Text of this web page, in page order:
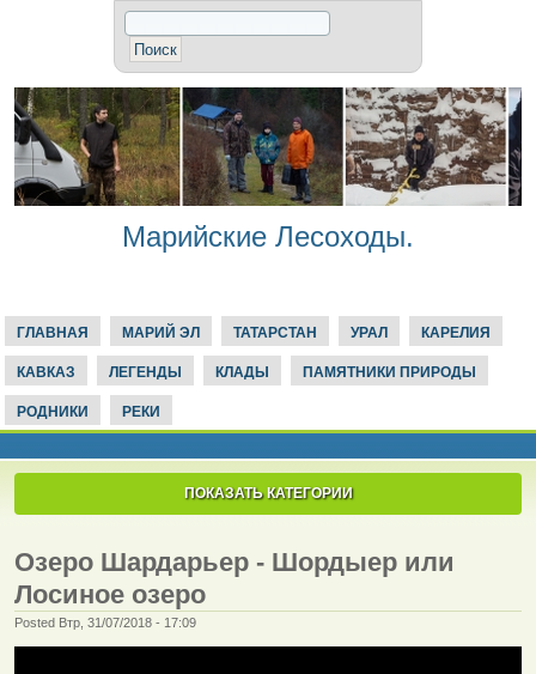
Марийские Лесоходы.
ГЛАВНАЯ МАРИЙ ЭЛ ТАТАРСТАН УРАЛ КАРЕЛИЯ
КАВКАЗ ЛЕГЕНДЫ КЛАДЫ ПАМЯТНИКИ ПРИРОДЫ
РОДНИКИ РЕКИ
ПОКАЗАТЬ КАТЕГОРИИ
Озеро Шардарьер - Шордыер или
Лосиное озеро
Posted Втр, 31/07/2018 - 17:09